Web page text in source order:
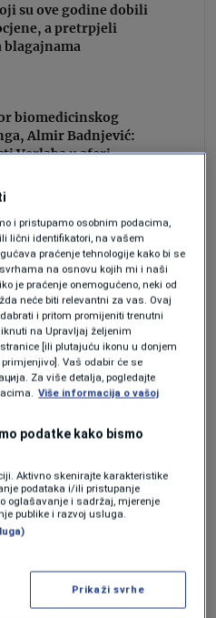
su ove godine dobili
a pretrpjeli
blagajnama
biomedicinskog
Almir Badnjević:
Verlaba u aferi
sceni
što dalje
i razvoja neke
pobjegne dalekood
etno selo, gaji
pričao je
da u mladosti, na
dovoljno novca za
ili
ne razmišljajući o
i pristupamo osobnim podacima,
lični identifikatori, na vašem
praćenje tehnologije kako bi se
na osnovu kojih mi i naši
je praćenje onemogućeno, neki od
neće biti relevantni za vas. Ovaj
i pritom promijeniti trenutni
na Upravljaj željenim
[ili plutajuću ikonu u donjem
Vaš odabir će se
Za više detalja, pogledajte
Više informacija o vašoj
podatke kako bismo
Aktivno skenirajte karakteristike
podataka i/ili pristupanje
oglašavanje i sadržaj, mjerenje
publike i razvoj usluga.
Prikaži svrhe